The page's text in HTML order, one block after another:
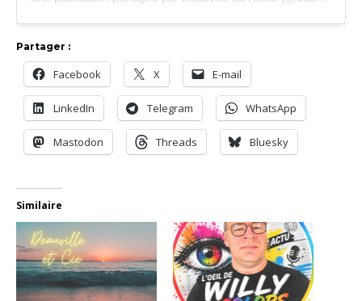
Partager :
Facebook X E-mail
LinkedIn Telegram WhatsApp
Mastodon Threads Bluesky
Similaire